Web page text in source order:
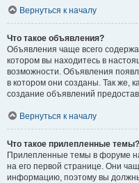
Вернуться к началу
Что такое объявления?
Объявления чаще всего
котором вы находитесь в
возможности. Объявления
в котором они созданы. Так же,
создание объявлений
Вернуться к началу
Что такое прилепленные темы?
Прилепленные темы в форуме
на его первой странице. Они
информацию, поэтому вы